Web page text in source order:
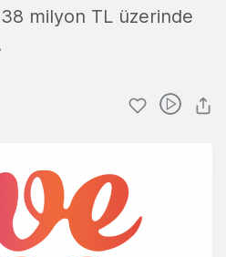
38 milyon TL üzerinde